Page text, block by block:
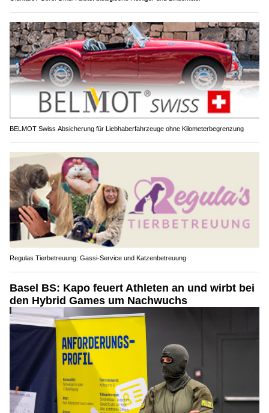
BELMOT Swiss Absicherung für Liebhaberfahrzeuge ohne Kilometerbegrenzung
Regulas Tierbetreuung: Gassi-Service und Katzenbetreuung
Basel BS: Kapo feuert Athleten an und wirbt bei
den Hybrid Games um Nachwuchs